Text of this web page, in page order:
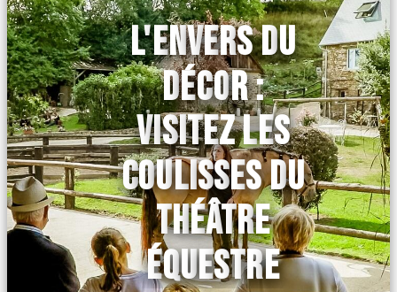
L'ENVERS DU
DÉCOR :
VISITEZ LES
COULISSES DU
THÉÂTRE
ÉQUESTRE